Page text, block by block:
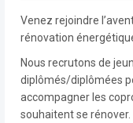
Venez rejoindre
rénovation
Nous recrutons de
diplômés/diplômées
accompagner les
souhaitent se rénover.